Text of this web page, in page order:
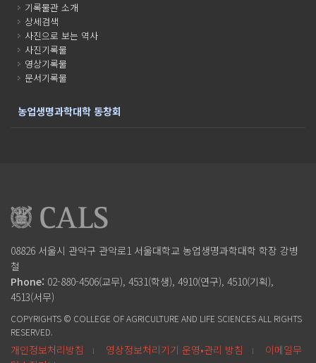
기록물관 소개
상세검색
사진으로 보는 역사
사진기록물
영상기록물
문서기록물
농업생명과학대학 동창회
08826 서울시 관악구 관악로1 서울대학교 농업생명과학대학 학장 강병
철
Phone: 02-880-4506(교무), 4531(학생), 4910(연구), 4510(기획),
4513(서무)
COPYRIGHTS © COLLEGE OF AGRICULTURE AND LIFE SCIENCES ALL RIGHTS
RESERVED.
개인정보처리방침 l 영상정보처리기기 운영•관리 방침 l
이메일무